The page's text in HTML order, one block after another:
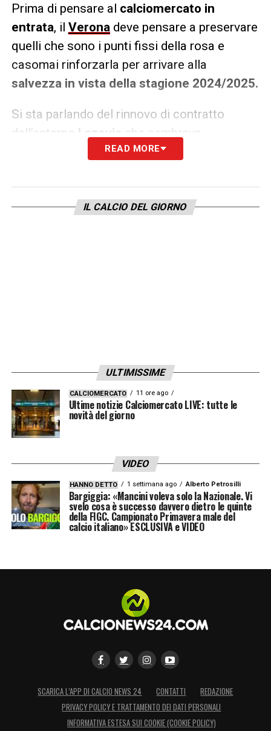
Prima di pensare al calciomercato in
entrata, il Verona deve pensare a preservare
quelli che sono i punti fissi della rosa e
casomai rinforzarla per arrivare alla
salvezza in vista della stagione 2024/2025.
Si sta parlando del rinnovo di contratto
dell’esterno Lazovic
che sembrava
tentennare sul rinnovo di contratto dei
stagione dei gialloblu). A breve l’ufficialità.
READ MORE
IL CALCIO DEL GIORNO
ULTIMISSIME
CALCIOMERCATO 11 ore ago
Ultime notizie Calciomercato LIVE: tutte le
novità del giorno
VIDEO
HANNO DETTO 1 settimana ago Alberto Petrosilli
Bargiggia: «Mancini voleva solo la Nazionale. Vi
svelo cosa è successo davvero dietro le quinte
della FIGC. Campionato Primavera male del
calcio italiano» ESCLUSIVA e VIDEO
SCARICA L’APP DI CALCIO NEWS 24 CONTATTI
REDAZIONE
PRIVACY POLICY E TRATTAMENTO DEI DATI PERSONALI
INFORMATIVA ESTESA SUI COOKIE (COOKIE POLICY)